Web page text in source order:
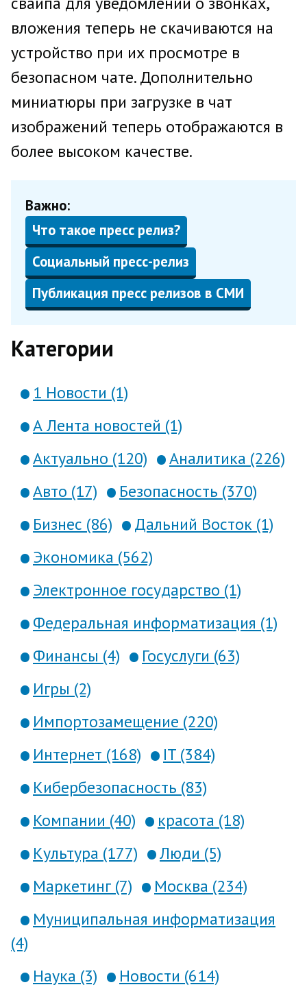
вложения теперь не скачиваются на
устройство при их просмотре в
безопасном чате. Дополнительно
миниатюры при загрузке в чат
изображений теперь отображаются в
более высоком качестве.
Важно:
Что такое пресс релиз?
Социальный пресс-релиз
Публикация пресс релизов в СМИ
Категории
1 Новости (1)
А Лента новостей (1)
Актуально (120)
Аналитика (226)
Авто (17)
Безопасность (370)
Бизнес (86)
Дальний Восток (1)
Экономика (562)
Электронное государство (1)
Федеральная информатизация (1)
Финансы (4)
Госуслуги (63)
Игры (2)
Импортозамещение (220)
Интернет (168)
IT (384)
Кибербезопасность (83)
Компании (40)
красота (18)
Культура (177)
Люди (5)
Маркетинг (7)
Москва (234)
Муниципальная информатизация
(4)
Наука (3)
Новости (614)